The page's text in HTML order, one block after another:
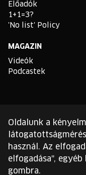
Előadók
1+1=3?
'No list' Policy
MAGAZIN
Videók
Podcastek
TLDR
Általános Szerződési
Feltételek
Sütikezelési
Adatvédelmi
Oldalunk a
használ. Az
elfogadása",
gombra.